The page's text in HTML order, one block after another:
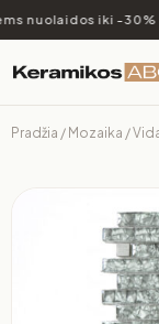
nuolaidos iki -30%
Pradžia / Mozaika /